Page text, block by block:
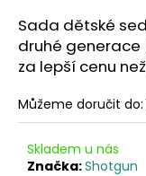
Sada dětské
druhé generace
za lepší cenu
Můžeme doručit do:
Skladem u nás
Značka:Shotgun
o
p
o